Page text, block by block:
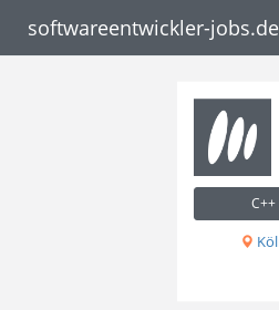
softwareentwickler-jobs.de
C++